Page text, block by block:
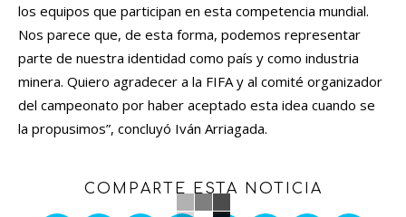
los equipos que participan en esta competencia mundial.
Nos parece que, de esta forma, podemos representar
parte de nuestra identidad como país y como industria
minera. Quiero agradecer a la FIFA y al comité organizador
del campeonato por haber aceptado esta idea cuando se
la propusimos”, concluyó Iván Arriagada.
COMPARTE ESTA NOTICIA